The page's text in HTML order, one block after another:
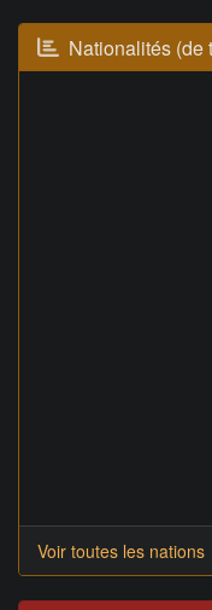
Nationalités (de
Voir toutes les nations